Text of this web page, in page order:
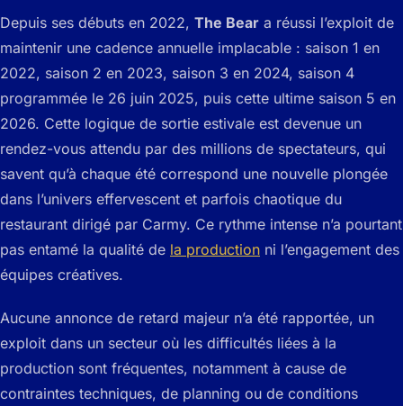
Depuis ses débuts en 2022, The Bear a réussi l’exploit de
maintenir une cadence annuelle implacable : saison 1 en
2022, saison 2 en 2023, saison 3 en 2024, saison 4
programmée le 26 juin 2025, puis cette ultime saison 5 en
2026. Cette logique de sortie estivale est devenue un
rendez-vous attendu par des millions de spectateurs, qui
savent qu’à chaque été correspond une nouvelle plongée
dans l’univers effervescent et parfois chaotique du
restaurant dirigé par Carmy. Ce rythme intense n’a pourtant
pas entamé la qualité de la production ni l’engagement des
équipes créatives.
Aucune annonce de retard majeur n’a été rapportée, un
exploit dans un secteur où les difficultés liées à la
production sont fréquentes, notamment à cause de
contraintes techniques, de planning ou de conditions